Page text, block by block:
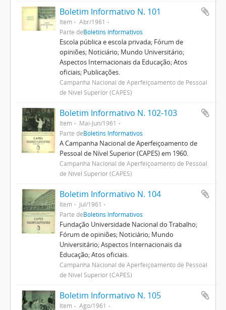
Boletim Informativo N. 101
Item
Abr/1961
Parte deBoletins Informativos
Escola pública e escola privada; Fórum de
opiniões; Noticiário; Mundo Universitário;
Aspectos Internacionais da Educação; Atos
oficiais; Publicações.
Campanha Nacional de Aperfeiçoamento de Pessoal
de Nível Superior (CAPES)
Boletim Informativo N. 102-103
Item
Mai-Jun/1961
Parte deBoletins Informativos
A Campanha Nacional de Aperfeiçoamento de
Pessoal de Nível Superior (CAPES) em 1960.
Campanha Nacional de Aperfeiçoamento de Pessoal
de Nível Superior (CAPES)
Boletim Informativo N. 104
Item
Jul/1961
Parte deBoletins Informativos
Fundação Universidade Nacional do Trabalho;
Fórum de opiniões; Noticiário; Mundo
Universitário; Aspectos Internacionais da
Educação; Atos oficiais.
Campanha Nacional de Aperfeiçoamento de Pessoal
de Nível Superior (CAPES)
Boletim Informativo N. 105
Item
Ago/1961